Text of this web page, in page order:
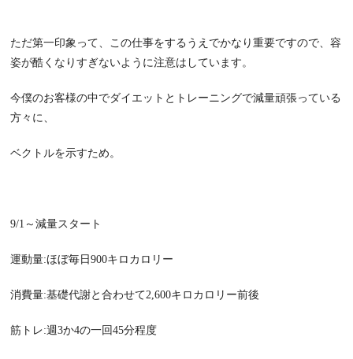
ただ第一印象って、この仕事をするうえでかなり重要ですので、容
姿が酷くなりすぎないように注意はしています。
今僕のお客様の中でダイエットとトレーニングで減量頑張っている
方々に、
ベクトルを示すため。
9/1～減量スタート
運動量:ほぼ毎日900キロカロリー
消費量:基礎代謝と合わせて2,600キロカロリー前後
筋トレ:週3か4の一回45分程度